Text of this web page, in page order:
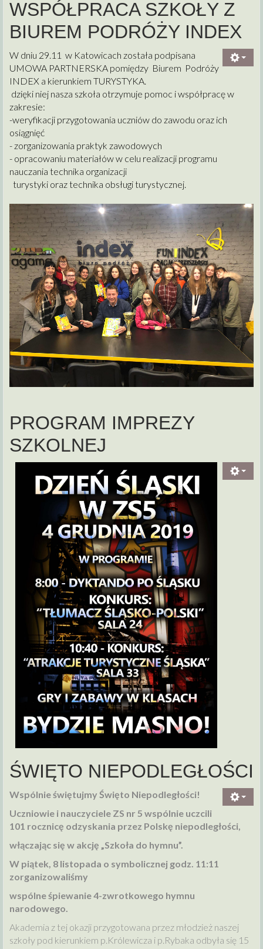
WSPÓŁPRACA SZKOŁY Z
BIUREM PODRÓŻY INDEX
W dniu 29.11 w Katowicach została podpisana
UMOWA PARTNERSKA pomiędzy Biurem Podróży
INDEX a kierunkiem TURYSTYKA.
dzięki niej nasza szkoła otrzymuje pomoc i współpracę w
zakresie:
-weryfikacji przygotowania uczniów do zawodu oraz ich
osiągnięć
- zorganizowania praktyk zawodowych
- opracowaniu materiałów w celu realizacji programu
nauczania technika organizacji
turystyki oraz technika obsługi turystycznej.
PROGRAM IMPREZY
SZKOLNEJ
ŚWIĘTO NIEPODLEGŁOŚCI
Wspólnie świętujmy Święto Niepodległości!
Uczniowie i nauczyciele ZS nr 5 wspólnie uczcili
101 rocznicę odzyskania przez Polskę niepodległości,
włączając się w akcję „Szkoła do hymnu”.
W piątek, 8 listopada o symbolicznej godz. 11:11
zorganizowaliśmy
wspólne śpiewanie 4-zwrotkowego hymnu
narodowego.
Akademia z tej okazji przygotowana przez młodzież naszej
szkoły pod kierunkiem p.Królewicza i p.Rybaka odbyła się 15